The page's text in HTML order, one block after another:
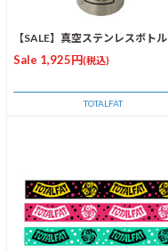
【SALE】真空ステンレスボトル
Sale 1,925円(税込)
TOTALFAT